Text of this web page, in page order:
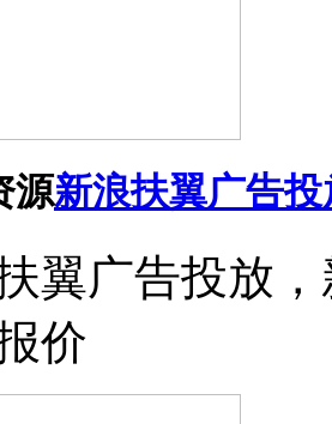
源新浪扶翼广告
翼广告投放
价